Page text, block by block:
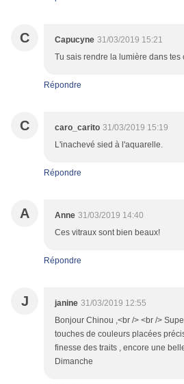
C Capucyne 31/03/2019 15:21
Tu sais rendre la lumière dans tes
Répondre
C caro_carito 31/03/2019 15:19
L'inachevé sied à l'aquarelle.
Répondre
A Anne 31/03/2019 14:40
Ces vitraux sont bien beaux!
Répondre
J janine 31/03/2019 12:55
Bonjour Chinou ,<br /> <br />
touches de couleurs placées
finesse des traits , encore une
Dimanche